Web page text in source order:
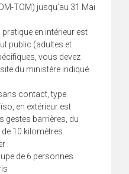
TOM) jusqu’au 31 Mai
en intérieur est
public (adultes et
vous devez
du ministère indiqué
contact, type
en extérieur est
gestes barrières, du
10 kilomètres.
:
de 6 personnes